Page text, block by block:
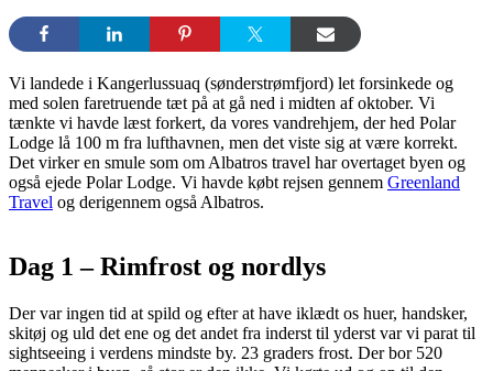
Vi landede i Kangerlussuaq (sønderstrømfjord) let forsinkede og
med solen faretruende tæt på at gå ned i midten af oktober. Vi
tænkte vi havde læst forkert, da vores vandrehjem, der hed Polar
Lodge lå 100 m fra lufthavnen, men det viste sig at være korrekt.
Det virker en smule som om Albatros travel har overtaget byen og
også ejede Polar Lodge. Vi havde købt rejsen gennem Greenland
Travel og derigennem også Albatros.
Dag 1 – Rimfrost og nordlys
Der var ingen tid at spild og efter at have iklædt os huer, handsker,
skitøj og uld det ene og det andet fra inderst til yderst var vi parat til
sightseeing i verdens mindste by. 23 graders frost. Der bor 520